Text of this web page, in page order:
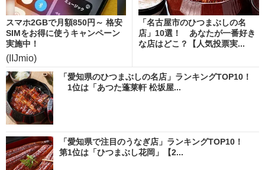
スマホ2GBで月額850円～ 格安
SIMをお得に使うキャンペーン
実施中！
(IIJmio)
「名古屋市のひつまぶしの名
店」10選！ あなたが一番好き
な店はどこ？【人気投票実...
「愛知県のひつまぶしの名店」ランキングTOP10！
1位は「あつた蓬莱軒 松坂屋...
「愛知県で注目のうなぎ店」ランキングTOP10！
第1位は「ひつまぶし花岡」【2...